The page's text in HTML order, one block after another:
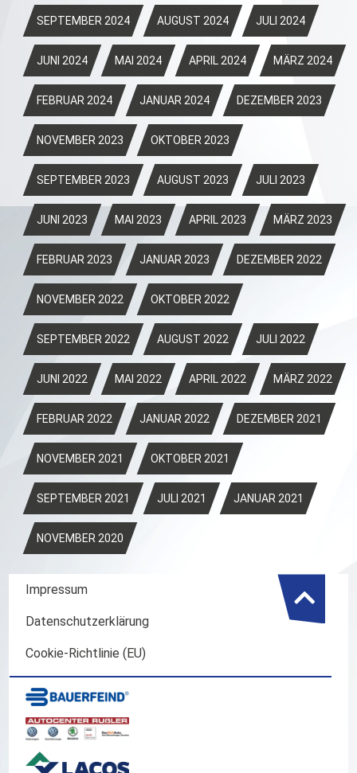
SEPTEMBER 2024 AUGUST 2024 JULI 2024
JUNI 2024 MAI 2024 APRIL 2024 MÄRZ 2024
FEBRUAR 2024 JANUAR 2024 DEZEMBER 2023
NOVEMBER 2023 OKTOBER 2023
SEPTEMBER 2023 AUGUST 2023 JULI 2023
JUNI 2023 MAI 2023 APRIL 2023 MÄRZ 2023
FEBRUAR 2023 JANUAR 2023 DEZEMBER 2022
NOVEMBER 2022 OKTOBER 2022
SEPTEMBER 2022 AUGUST 2022 JULI 2022
JUNI 2022 MAI 2022 APRIL 2022 MÄRZ 2022
FEBRUAR 2022 JANUAR 2022 DEZEMBER 2021
NOVEMBER 2021 OKTOBER 2021
SEPTEMBER 2021 JULI 2021 JANUAR 2021
NOVEMBER 2020
Impressum
Datenschutzerklärung
Cookie-Richtlinie (EU)